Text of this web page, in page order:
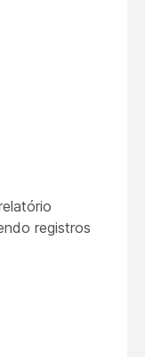
registros